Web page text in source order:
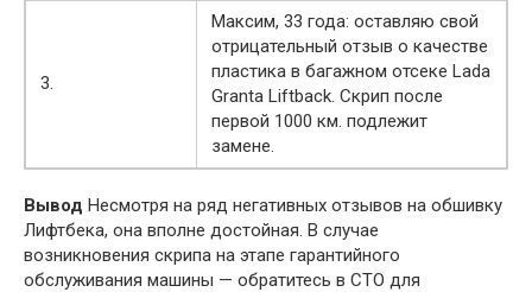
3.
Максим, 33 года: оставляю свой
отрицательный отзыв о качестве
пластика в багажном отсеке Lada
Granta Liftback. Скрип после
первой 1000 км. подлежит
замене.
Вывод Несмотря на ряд негативных отзывов на обшивку
Лифтбека, она вполне достойная. В случае
возникновения скрипа на этапе гарантийного
обслуживания машины — обратитесь в СТО для